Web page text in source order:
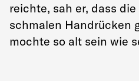
reichte, sah er, dass
schmalen Handrücken
mochte so alt sein wie